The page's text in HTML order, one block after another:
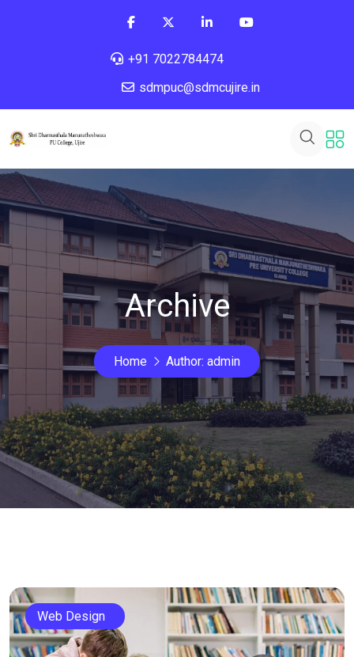
+91 7022784474
sdmpuc@sdmcujire.in
Archive
Home Author: admin
Web Design